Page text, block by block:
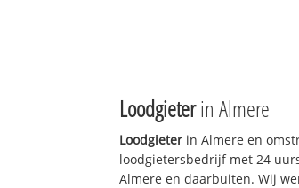
Loodgieterin Almere
Loodgieter in Almere en
loodgietersbedrijf met 24
Almere en daarbuiten. Wij